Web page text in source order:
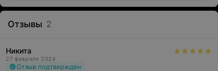
Отзывы 2
Никита
27 февраля 2024
Отзыв подтвержден